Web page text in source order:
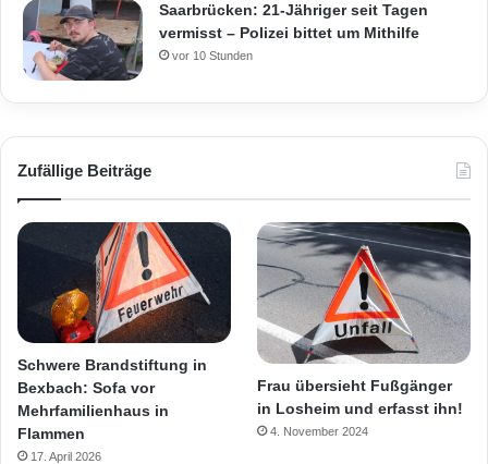
Saarbrücken: 21-Jähriger seit Tagen
vermisst – Polizei bittet um Mithilfe
vor 10 Stunden
Zufällige Beiträge
Schwere Brandstiftung in
Bexbach: Sofa vor
Mehrfamilienhaus in
Flammen
17. April 2026
Frau übersieht Fußgänger
in Losheim und erfasst ihn!
4. November 2024